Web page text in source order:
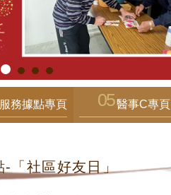
務據點專頁 醫事C專頁
「社區好友日」